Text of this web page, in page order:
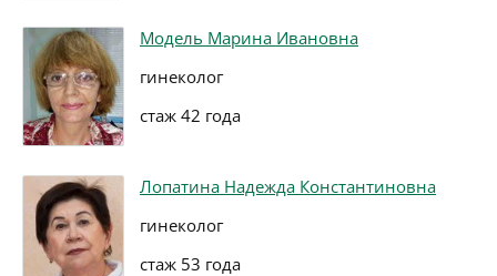
Модель Марина Ивановна
гинеколог
стаж 42 года
Лопатина Надежда Константиновна
гинеколог
стаж 53 года